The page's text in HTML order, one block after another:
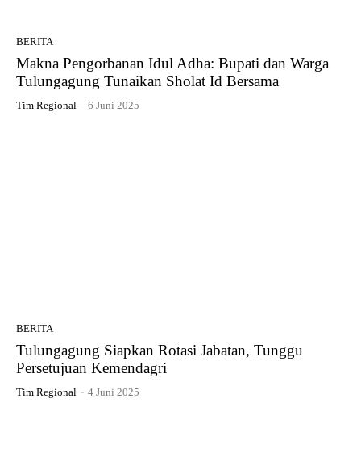
BERITA
Makna Pengorbanan Idul Adha: Bupati dan Warga
Tulungagung Tunaikan Sholat Id Bersama
Tim Regional - 6 Juni 2025
BERITA
Tulungagung Siapkan Rotasi Jabatan, Tunggu
Persetujuan Kemendagri
Tim Regional - 4 Juni 2025